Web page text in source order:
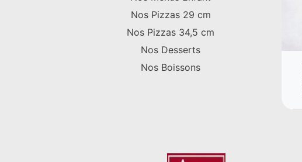
Nos Pizzas 29 cm
Nos Pizzas 34,5 cm
Nos Desserts
Nos Boissons